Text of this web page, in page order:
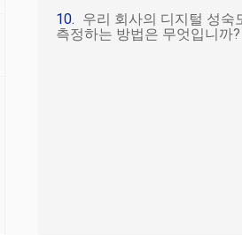
우리 회사의 디지털 성숙
측정하는 방법은 무엇입니까?